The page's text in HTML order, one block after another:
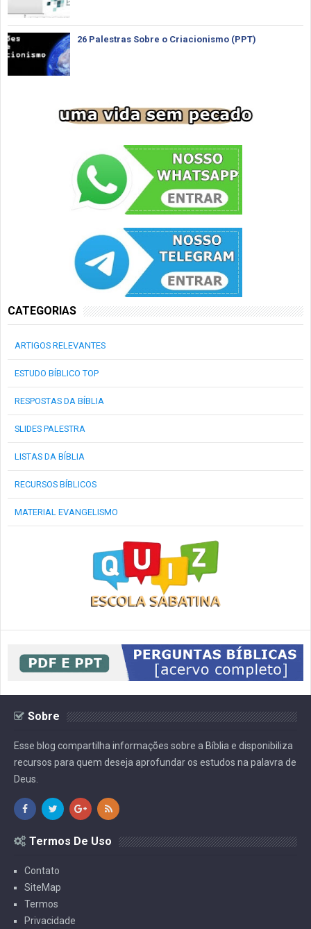
26 Palestras Sobre o Criacionismo (PPT)
CATEGORIAS
ARTIGOS RELEVANTES
ESTUDO BÍBLICO TOP
RESPOSTAS DA BÍBLIA
SLIDES PALESTRA
LISTAS DA BÍBLIA
RECURSOS BÍBLICOS
MATERIAL EVANGELISMO
Sobre
Esse blog compartilha informações sobre a Bíblia e disponibiliza
recursos para quem deseja aprofundar os estudos na palavra de
Deus.
Termos De Uso
Contato
SiteMap
Termos
Privacidade